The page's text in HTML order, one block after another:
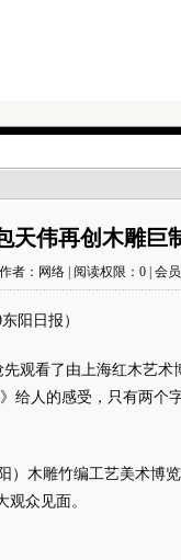
天伟再创木雕巨
者：网络 | 阅读权限：0 | 会
阳日报）
看了由上海红木艺术
给人的感受，只有两个
木雕竹编工艺美术博览
观众见面。